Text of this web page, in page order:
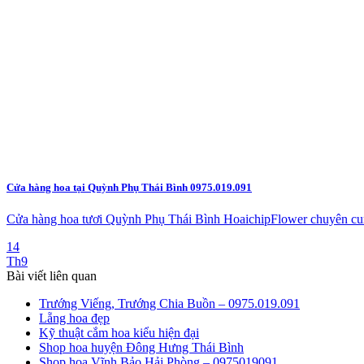
Cửa hàng hoa tại Quỳnh Phụ Thái Bình 0975.019.091
Cửa hàng hoa tươi Quỳnh Phụ Thái Bình HoaichipFlower chuyên
14
Th9
Bài viết liên quan
Trướng Viếng, Trướng Chia Buồn – 0975.019.091
Lẵng hoa đẹp
Kỹ thuật cắm hoa kiểu hiện đại
Shop hoa huyện Đông Hưng Thái Bình